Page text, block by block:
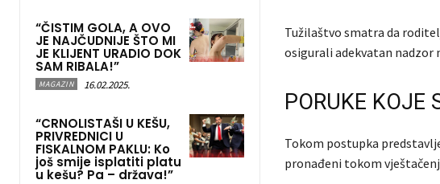
“ČISTIM GOLA, A OVO
JE NAJČUDNIJE ŠTO MI
JE KLIJENT URADIO DOK
SAM RIBALA!”
MAGAZIN 16.02.2025.
“CRNOLISTAŠI U KEŠU,
PRIVREDNICI U
FISKALNOM PAKLU: Ko
još smije isplatiti platu
u kešu? Pa – država!”
Tužilaštvo smatra da
osigurali adekvatan
PORUKE KOJE
Tokom postupka
pronađeni tokom